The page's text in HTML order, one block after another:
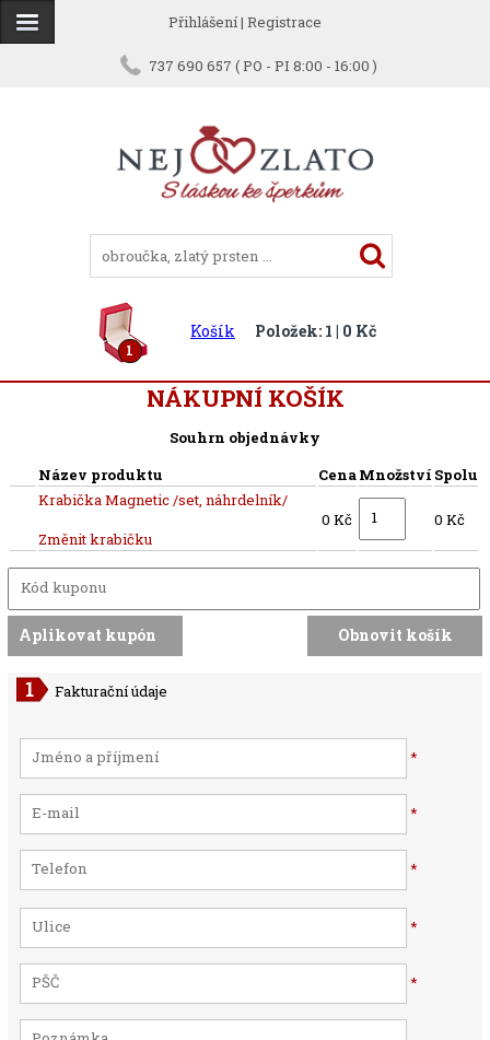
Přihlášení| Registrace
737 690 657 ( PO - PI 8:00 - 16:00 )
1
Košík Položek: 1 | 0 Kč
NÁKUPNÍ KOŠÍK
Souhrn objednávky
Název produktu
CenaMnožství Spolu
Krabička Magnetic /set, náhrdelník/
Změnit krabičku
0 Kč 0 Kč
Fakturační údaje
*
*
*
*
*